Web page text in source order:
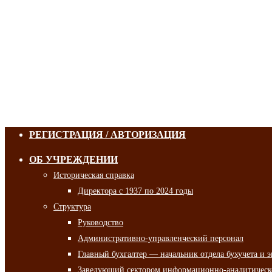
РЕГИСТРАЦИЯ / АВТОРИЗАЦИЯ
ОБ УЧРЕЖДЕНИИ
Историческая справка
Директора с 1937 по 2024 годы
Структура
Руководство
Административно-управленческий персонал
Главный бухгалтер — начальник отдела бухучета и
Заведующий сектором информационно-